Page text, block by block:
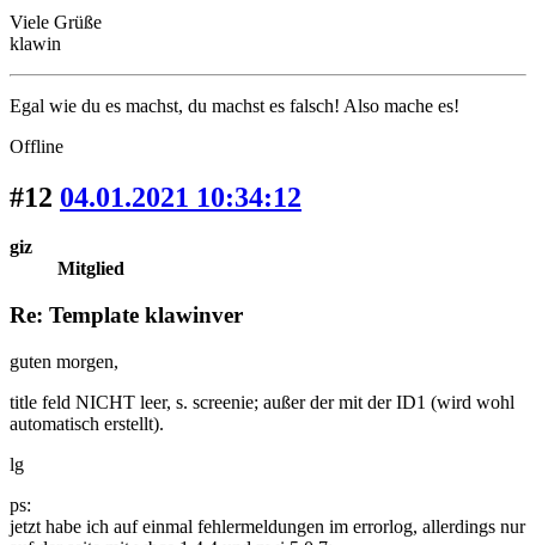
Viele Grüße
klawin
Egal wie du es machst, du machst es falsch! Also mache es!
Offline
#12 04.01.2021 10:34:12
giz
Mitglied
Re: Template klawinver
guten morgen,
title feld NICHT leer, s. screenie; außer der mit der ID1 (wird wohl
automatisch erstellt).
lg
ps:
jetzt habe ich auf einmal fehlermeldungen im errorlog, allerdings nur